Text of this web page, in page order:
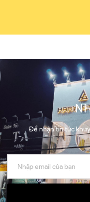
Để nhận tin tức